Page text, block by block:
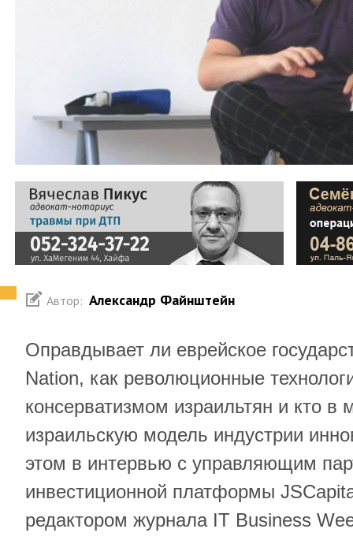
Автор: Александр Файнштейн
Оправдывает ли еврейское
Nation, как революционные
консерватизмом израильтян и кто в
израильскую модель индустрии
этом в интервью с управляющим
инвестиционной платформы
редактором журнала IT Business